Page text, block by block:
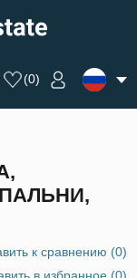
(0)
к сравнению (0)